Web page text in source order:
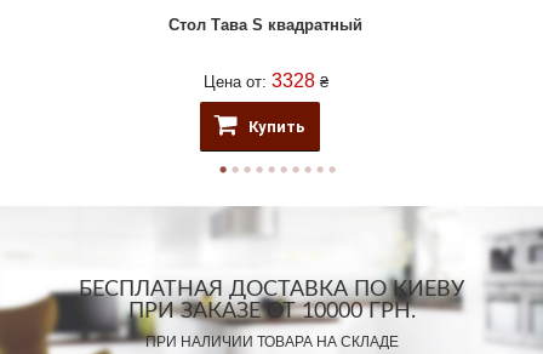
Стол Тава S квадратный
Цена от: 3328 ₴
Купить
БЕСПЛАТНАЯ ДОСТАВКА ПО КИЕВУ
ПРИ ЗАКАЗЕ ОТ 10000 ГРН.
ПРИ НАЛИЧИИ ТОВАРА НА СКЛАДЕ